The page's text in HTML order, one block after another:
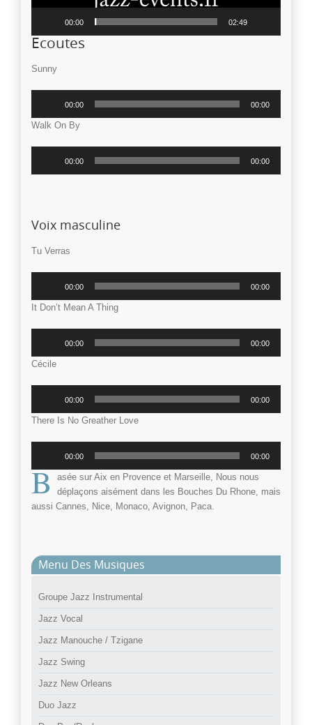
00:00 02:49
Ecoutes
Sunny
00:00 00:00
Walk On By
00:00 00:00
Voix masculine
Tu Verras
00:00 00:00
It Don’t Mean A Thing
00:00 00:00
Cécile
00:00 00:00
There Is No Greather Love
00:00 00:00
B asée sur Aix en Provence et Marseille, Nous nous
déplaçons aisément dans les Bouches Du Rhone, mais
aussi Cannes, Nice, Monaco, Avignon, Paca.
Menu Des Musiques
Groupe Jazz Instrumental
Jazz Vocal
Jazz Manouche / Tzigane
Jazz Swing
Jazz New Orleans
Duo Jazz